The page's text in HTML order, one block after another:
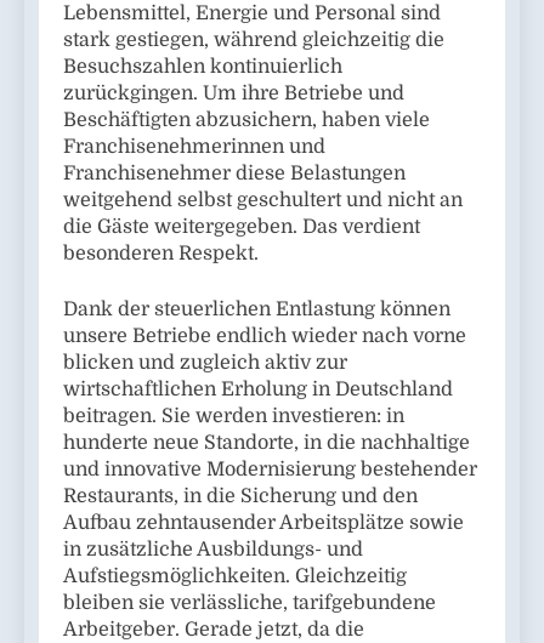
Lebensmittel, Energie und Personal sind
stark gestiegen, während gleichzeitig die
Besuchszahlen kontinuierlich
zurückgingen. Um ihre Betriebe und
Beschäftigten abzusichern, haben viele
Franchisenehmerinnen und
Franchisenehmer diese Belastungen
weitgehend selbst geschultert und nicht an
die Gäste weitergegeben. Das verdient
besonderen Respekt.
Dank der steuerlichen Entlastung können
unsere Betriebe endlich wieder nach vorne
blicken und zugleich aktiv zur
wirtschaftlichen Erholung in Deutschland
beitragen. Sie werden investieren: in
hunderte neue Standorte, in die nachhaltige
und innovative Modernisierung bestehender
Restaurants, in die Sicherung und den
Aufbau zehntausender Arbeitsplätze sowie
in zusätzliche Ausbildungs- und
Aufstiegsmöglichkeiten. Gleichzeitig
bleiben sie verlässliche, tarifgebundene
Arbeitgeber. Gerade jetzt, da die